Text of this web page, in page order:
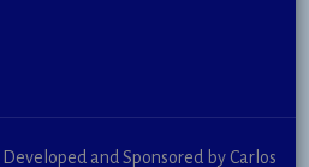
and Sponsored by Carlos